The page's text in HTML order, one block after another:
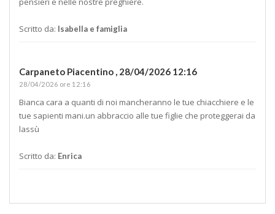
Scritto da: Isabella e famiglia
Carpaneto Piacentino , 28/04/2026 12:16
28/04/2026 ore 12:16
Bianca cara a quanti di noi mancheranno le tue chiacchiere e le
tue sapienti mani.un abbraccio alle tue figlie che proteggerai da
lassù
Scritto da: Enrica